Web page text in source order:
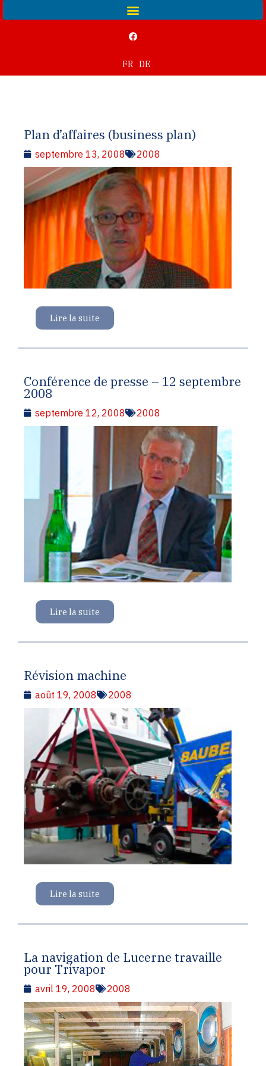
FR DE
Plan d’affaires (business plan)
septembre 13, 2008 2008
Lire la suite
Conférence de presse – 12 septembre
2008
septembre 12, 2008 2008
Lire la suite
Révision machine
août 19, 2008 2008
Lire la suite
La navigation de Lucerne travaille
pour Trivapor
avril 19, 2008 2008